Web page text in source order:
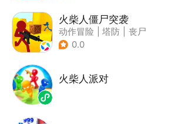
火柴人僵尸突袭
动作冒险 塔防
丧尸
| 挑战破纪录
0.0
火柴人派对